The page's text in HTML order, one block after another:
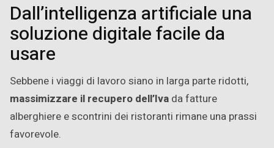
Dall’intelligenza artificiale una
soluzione digitale facile da
usare
Sebbene i viaggi di lavoro siano in larga parte ridotti,
massimizzare il recupero dell’Iva da fatture
alberghiere e scontrini dei ristoranti rimane una prassi
favorevole.